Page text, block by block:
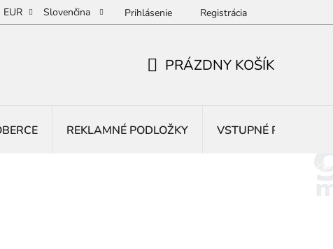
EUR Slovenčina Prihlásenie Registrácia
PRÁZDNY KOŠÍK
REKLAMNÉ PODLOŽKY VSTUPNÉ ROHOŽE